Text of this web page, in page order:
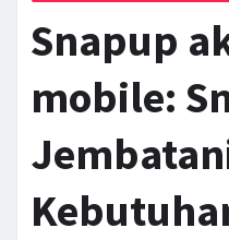
Snapup
mobile: